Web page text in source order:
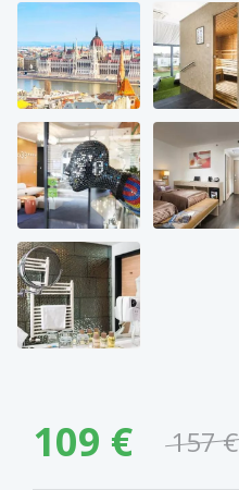
109 € 157 €